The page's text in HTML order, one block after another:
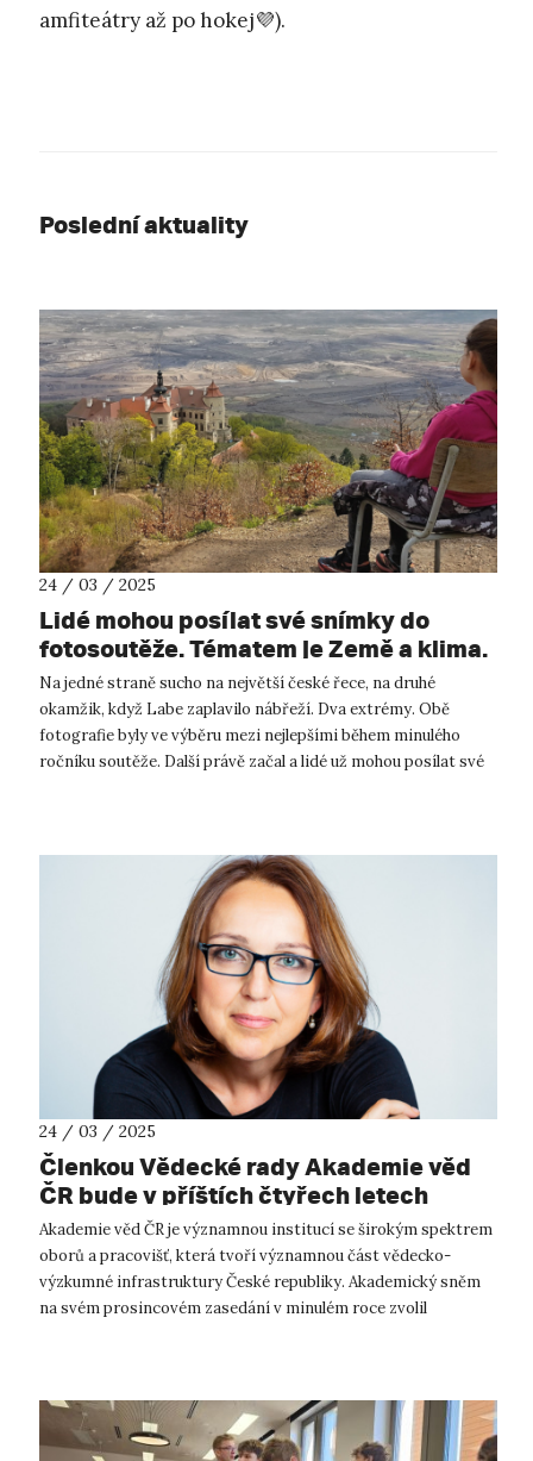
amfiteátry až po hokej💜).
Poslední aktuality
24 / 03 / 2025
Lidé mohou posílat své snímky do
fotosoutěže. Tématem je Země a klima.
Z nejlepších vznikne na UJEP výstava
Na jedné straně sucho na největší české řece, na druhé
okamžik, když Labe zaplavilo nábřeží. Dva extrémy. Obě
fotografie byly ve výběru mezi nejlepšími během minulého
ročníku soutěže. Další právě začal a lidé už mohou posílat své
24 / 03 / 2025
Členkou Vědecké rady Akademie věd
ČR bude v příštích čtyřech letech
emeritní děkanka FF UJEP prof.
Michaela Hrubá
Akademie věd ČR je významnou institucí se širokým spektrem
oborů a pracovišť, která tvoří významnou část vědecko-
výzkumné infrastruktury České republiky. Akademický sněm
na svém prosincovém zasedání v minulém roce zvolil